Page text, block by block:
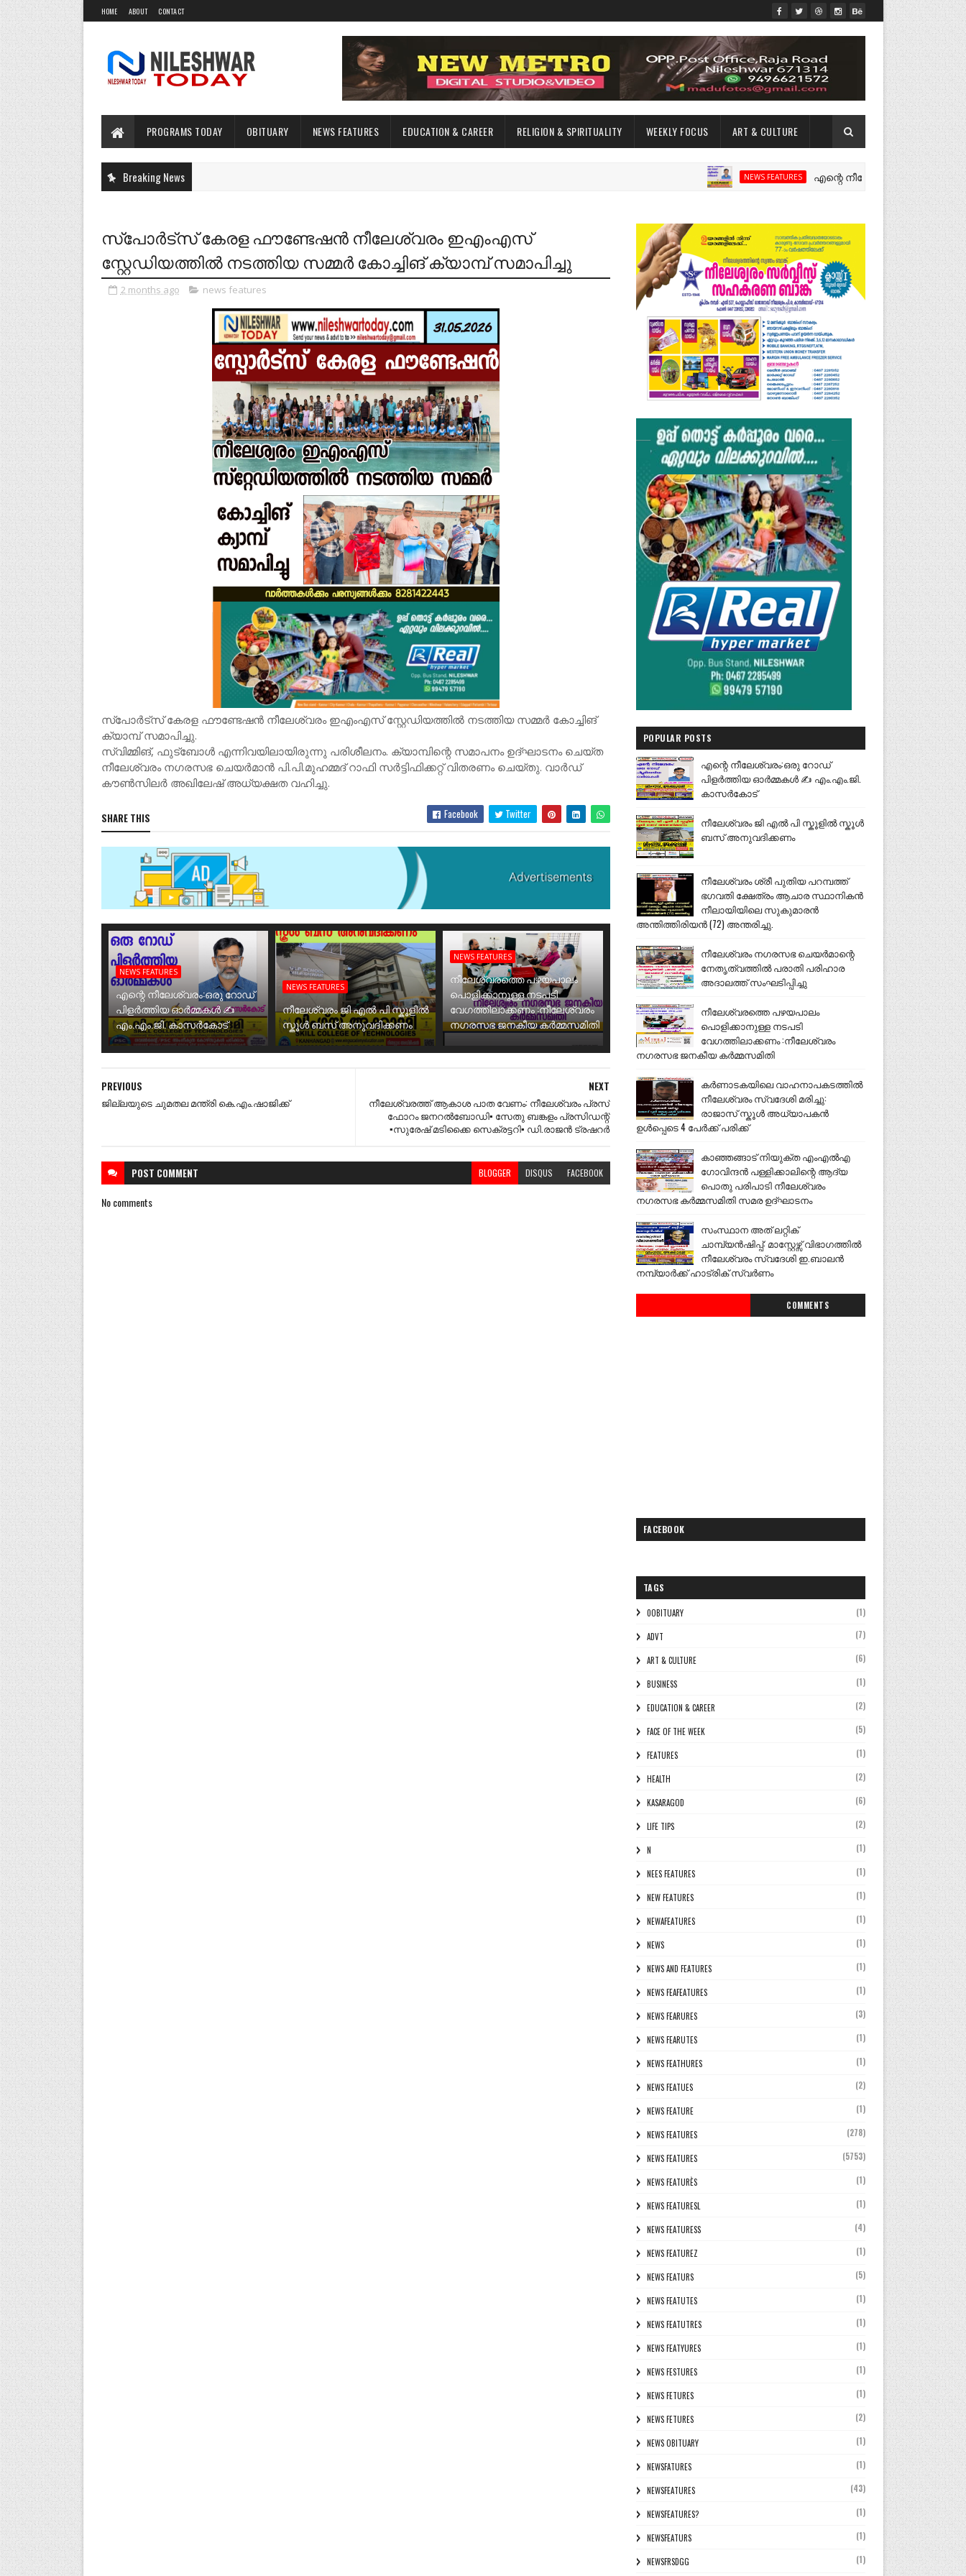
HOME ABOUT CONTACT
PROGRAMS TODAY OBITUARY NEWS FEATURES EDUCATION & CAREER RELIGION & SPIRITUALITY WEEKLY FOCUS ART & CULTURE
Breaking News NEWS FEATURES എന്റെ നീലേശ്വരം:ഒരു റോഡ്
സ്പോർട്സ് കേരള ഫൗണ്ടേഷൻ നീലേശ്വരം ഇഎംഎസ്
സ്റ്റേഡിയത്തിൽ നടത്തിയ സമ്മർ കോച്ചിങ് ക്യാമ്പ് സമാപിച്ചു
2 months ago news features
സ്പോർട്സ് കേരള ഫൗണ്ടേഷൻ നീലേശ്വരം ഇഎംഎസ് സ്റ്റേഡിയത്തിൽ നടത്തിയ സമ്മർ കോച്ചിങ്
ക്യാമ്പ് സമാപിച്ചു.
സ്വിമ്മിങ്, ഫുട്ബോൾ എന്നിവയിലായിരുന്നു പരിശീലനം. ക്യാമ്പിന്റെ സമാപനം ഉദ്ഘാടനം ചെയ്ത
നീലേശ്വരം നഗരസഭ ചെയർമാൻ പി.പി.മുഹമ്മദ് റാഫി സർട്ടിഫിക്കറ്റ് വിതരണം ചെയ്തു. വാർഡ്
കൗൺസിലർ അഖിലേഷ് അധ്യക്ഷത വഹിച്ചു.
SHARE THIS Facebook Twitter
NEWS FEATURES
എന്റെ നീലേശ്വരം:ഒരു റോഡ്
പിളർത്തിയ ഓർമ്മകൾ ✍️
എം.എം.ജി. കാസർകോട്
NEWS FEATURES
നീലേശ്വരം ജി എൽ പി സ്കൂളിൽ
സ്കൂൾ ബസ് അനുവദിക്കണം
NEWS FEATURES
നീലേശ്വരത്തെ പഴയപാലം
പൊളിക്കാനുള്ള നടപടി
വേഗത്തിലാക്കണം :നീലേശ്വരം
നഗരസഭ ജനകീയ കർമ്മസമിതി
NEXT
നീലേശ്വരത്ത് ആകാശ പാത വേണം: നീലേശ്വരം പ്രസ്
ഫോറം ജനറൽബോഡി▪️ സേതു ബങ്കളം പ്രസിഡന്റ്
▪️സുരേഷ് മടിക്കൈ സെക്രട്ടറി▪️ ഡി.രാജൻ ട്രഷറർ
PREVIOUS
ജില്ലയുടെ ചുമതല മന്ത്രി കെ.എം.ഷാജിക്ക്
POST COMMENT BLOGGER DISQUS FACEBOOK
No comments
POPULAR POSTS
എന്റെ നീലേശ്വരം:ഒരു റോഡ്
പിളർത്തിയ ഓർമ്മകൾ ✍️ എം.എം.ജി.
കാസർകോട്
നീലേശ്വരം ജി എൽ പി സ്കൂളിൽ സ്കൂൾ
ബസ് അനുവദിക്കണം
നീലേശ്വരം ശ്രീ പുതിയ പറമ്പത്ത്
ഭഗവതി ക്ഷേത്രം ആചാര സ്ഥാനികൻ
നീലായിയിലെ സുകുമാരൻ
അന്തിത്തിരിയൻ (72) അന്തരിച്ചു.
നീലേശ്വരം നഗരസഭ ചെയർമാന്റെ
നേതൃത്വത്തിൽ പരാതി പരിഹാര
അദാലത്ത് സംഘടിപ്പിച്ചു
നീലേശ്വരത്തെ പഴയപാലം
പൊളിക്കാനുള്ള നടപടി
വേഗത്തിലാക്കണം :നീലേശ്വരം
നഗരസഭ ജനകീയ കർമ്മസമിതി
കർണാടകയിലെ വാഹനാപകടത്തിൽ
നീലേശ്വരം സ്വദേശി മരിച്ചു:
രാജാസ് സ്കൂൾ അധ്യാപകൻ
ഉൾപ്പെടെ 4 പേർക്ക് പരിക്ക്
കാഞ്ഞങ്ങാട് നിയുക്ത എംഎൽഎ
ഗോവിന്ദൻ പള്ളിക്കാലിന്റെ ആദ്യ
പൊതു പരിപാടി നീലേശ്വരം
നഗരസഭ കർമ്മസമിതി സമര ഉദ്ഘാടനം
സംസ്ഥാന അത് ലറ്റിക്
ചാമ്പ്യൻഷിപ്പ്: മാസ്റ്റേഴ്സ് വിഭാഗത്തിൽ
നീലേശ്വരം സ്വദേശി ഇ.ബാലൻ
നമ്പ്യാർക്ക് ഹാട്രിക് സ്വർണം
COMMENTS
FACEBOOK
TAGS
0OBITUARY (1)
ADVT (7)
ART & CULTURE (6)
BUSINESS (1)
EDUCATION & CAREER (2)
FACE OF THE WEEK (5)
FEATURES (1)
HEALTH (2)
KASARAGOD (6)
LIFE TIPS (2)
N (1)
NEES FEATURES (1)
NEW FEATURES (1)
NEWAFEATURES (1)
NEWS (1)
NEWS AND FEATURES (1)
NEWS FEAFEATURES (1)
NEWS FEARURES (3)
NEWS FEARUTES (1)
NEWS FEATHURES (1)
NEWS FEATUES (2)
NEWS FEATURE (1)
NEWS FEATURES (278)
NEWS FEATURES (5753)
NEWS FEATURÈS (1)
NEWS FEATURESL (1)
NEWS FEATURESS (4)
NEWS FEATUREZ (1)
NEWS FEATURS (5)
NEWS FEATUTES (1)
NEWS FEATUTRES (1)
NEWS FEATYURES (1)
NEWS FESTURES (1)
NEWS FETURES (1)
NEWS FETURES (2)
NEWS OBITUARY (1)
NEWSFATURES (1)
NEWSFEATURES (43)
NEWSFEATURES? (1)
NEWSFEATURS (1)
NEWSFRSDGG (1)